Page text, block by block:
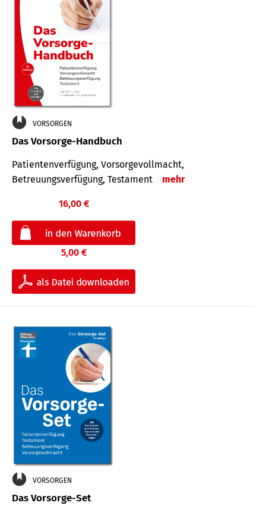
VORSORGEN
Das Vorsorge-Handbuch
Patientenverfügung, Vorsorgevollmacht,
Betreuungsverfügung, Testament
mehr
16,00 €
5,00 €
VORSORGEN
Das Vorsorge-Set